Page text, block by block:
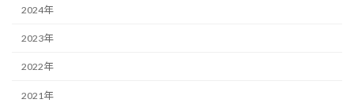
2024年
2023年
2022年
2021年